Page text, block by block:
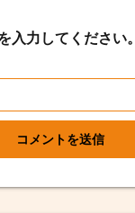
入力してください。